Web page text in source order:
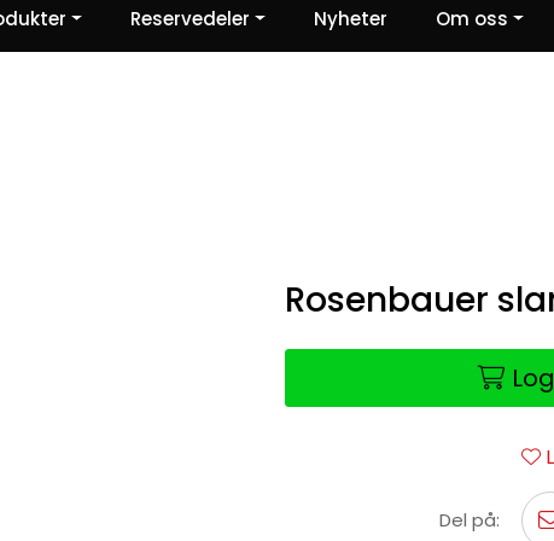
Ris og ros Reservedeler Nyheter Om oss
Rosenbauer
Del på: